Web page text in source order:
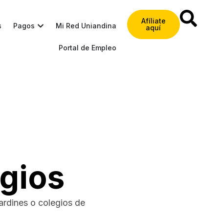
Pagos Mi Red Uniandina
Portal de Empleo
Afíliate
aquí
o colegios de